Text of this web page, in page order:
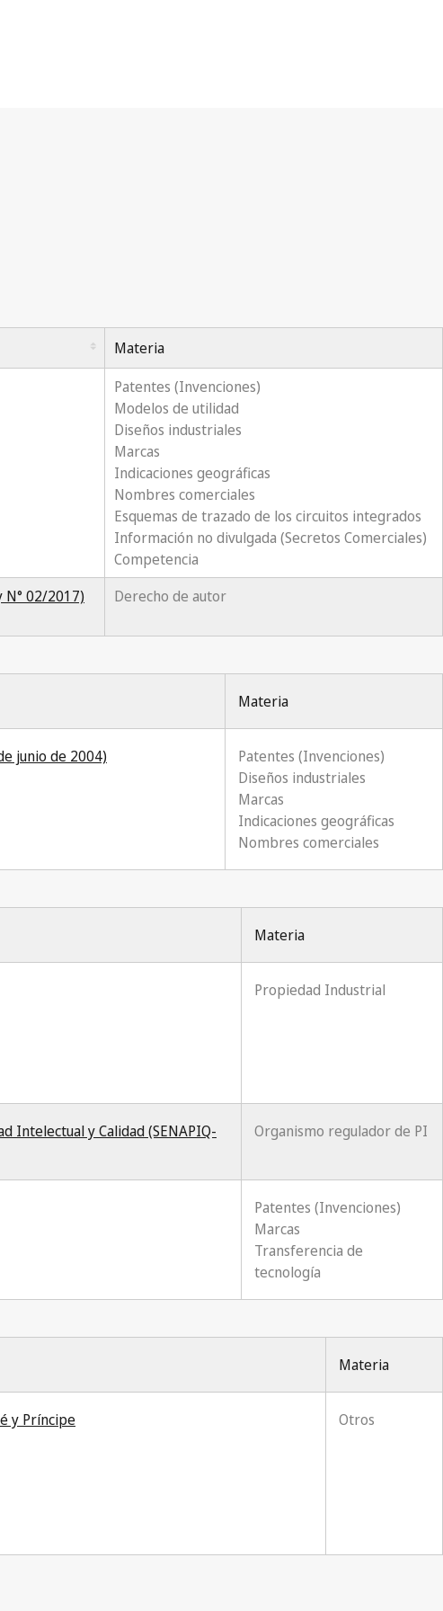
Materia
Patentes (Invenciones)
Modelos de utilidad
Diseños industriales
Marcas
Indicaciones geográficas
Nombres comerciales
Esquemas de trazado de los circuitos integrados
Información no divulgada (Secretos Comerciales)
Competencia
02/2017) Derecho de autor
Materia
junio de 2004)
Patentes (Invenciones)
Diseños industriales
Marcas
Indicaciones geográficas
Nombres comerciales
Materia
Propiedad Industrial
Intelectual y Calidad (SENAPIQ-
Organismo regulador de PI
Patentes (Invenciones)
Marcas
Transferencia de
tecnología
Materia
y Príncipe Otros